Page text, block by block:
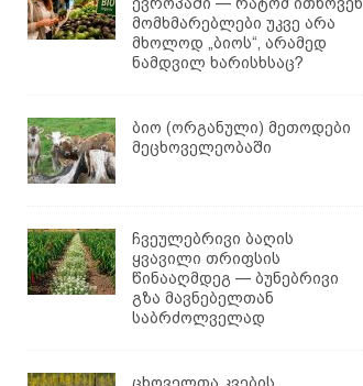
მომხმარებლები უკვე არა
მხოლოდ „ბიოს“, არამედ
ნამდვილ ხარისხსაც?
ბიო (ორგანული) მეთოდები
მეცხოველეობაში
ჩვეულებრივი ბაღის
ყვავილი თრიფსის
წინააღმდეგ — ბუნებრივი
გზა მავნებელთან
საბრძოლველად
ცხოველთა კვების